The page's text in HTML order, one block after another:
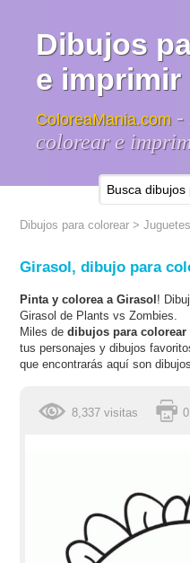
Dibujos
e imprimir
ColoreaMania.com -
colorear e
Dibujos para colorear >
Girasol, dibujo para
Pinta y colorea a Girasol !
Girasol de Plants vs Zombies.
Miles dedibujos para
tus personajes y dibujos
que encontrarás aquí son
8,337 visitas